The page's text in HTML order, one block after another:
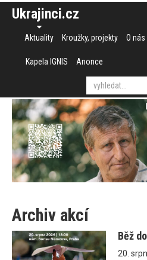
Ukrajinci.cz
Aktuality Kroužky, projekty O nás
Kapela IGNIS Anonce
Archiv akcí
Běž
20.